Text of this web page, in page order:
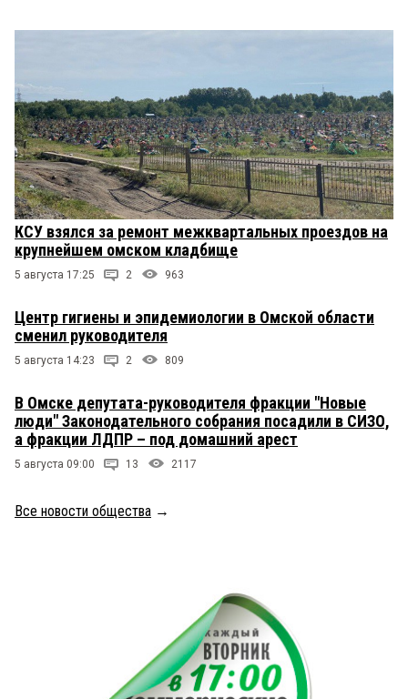
КСУ взялся за ремонт межквартальных проездов на
крупнейшем омском кладбище
5 августа 17:25 2 963
Центр гигиены и эпидемиологии в Омской области
сменил руководителя
5 августа 14:23 2 809
В Омске депутата-руководителя фракции "Новые
люди" Законодательного собрания посадили в СИЗО,
а фракции ЛДПР – под домашний арест
5 августа 09:00 13 2117
Все новости общества →